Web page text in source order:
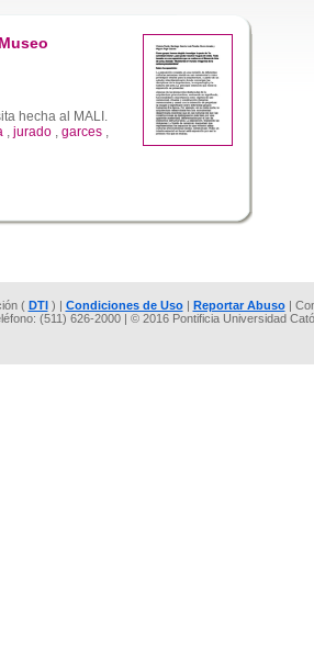
hecha al MALI.
, jurado , garces ,
( DTI) | Condiciones de Uso| Reportar Abuso|
(511) 626-2000 | © 2016 Pontificia Universidad